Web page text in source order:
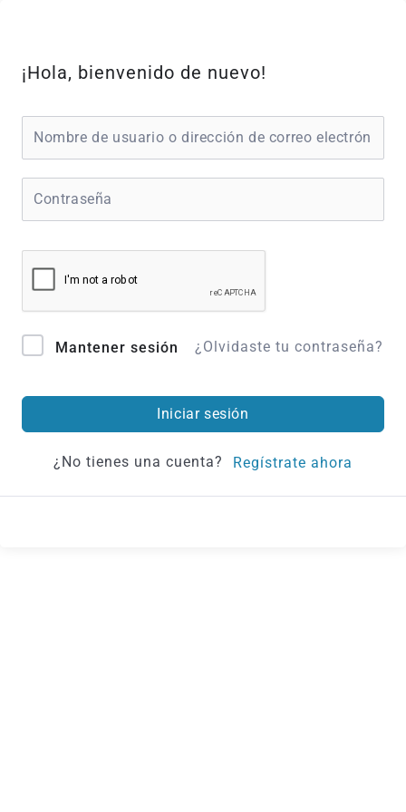
contenido
¡Hola, bienvenido de nuevo!
Mantener sesión ¿Olvidaste tu contraseña?
Iniciar sesión
¿No tienes una cuenta? Regístrate ahora